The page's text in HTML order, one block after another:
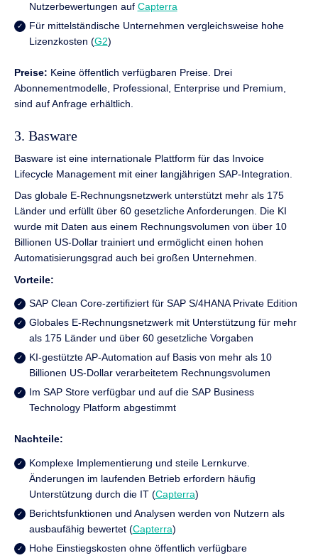
Nutzerbewertungen auf Capterra
Für mittelständische Unternehmen vergleichsweise hohe
Lizenzkosten (G2)
Preise: Keine öffentlich verfügbaren Preise. Drei
Abonnementmodelle, Professional, Enterprise und Premium,
sind auf Anfrage erhältlich.
3. Basware
Basware ist eine internationale Plattform für das Invoice
Lifecycle Management mit einer langjährigen SAP-Integration.
Das globale E-Rechnungsnetzwerk unterstützt mehr als 175
Länder und erfüllt über 60 gesetzliche Anforderungen. Die KI
wurde mit Daten aus einem Rechnungsvolumen von über 10
Billionen US-Dollar trainiert und ermöglicht einen hohen
Automatisierungsgrad auch bei großen Unternehmen.
Vorteile:
SAP Clean Core-zertifiziert für SAP S/4HANA Private Edition
Globales E-Rechnungsnetzwerk mit Unterstützung für mehr
als 175 Länder und über 60 gesetzliche Vorgaben
KI-gestützte AP-Automation auf Basis von mehr als 10
Billionen US-Dollar verarbeitetem Rechnungsvolumen
Im SAP Store verfügbar und auf die SAP Business
Technology Platform abgestimmt
Nachteile:
Komplexe Implementierung und steile Lernkurve.
Änderungen im laufenden Betrieb erfordern häufig
Unterstützung durch die IT (Capterra)
Berichtsfunktionen und Analysen werden von Nutzern als
ausbaufähig bewertet (Capterra)
Hohe Einstiegskosten ohne öffentlich verfügbare